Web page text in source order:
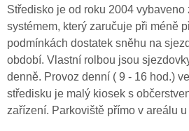
Středisko je od roku 2004 vybaveno
systémem, který zaručuje při méně
podmínkách dostatek sněhu na
období. Vlastní rolbou jsou
denně. Provoz denní ( 9 - 16 hod.)
středisku je malý kiosek s
zařízení. Parkoviště přímo v areálu